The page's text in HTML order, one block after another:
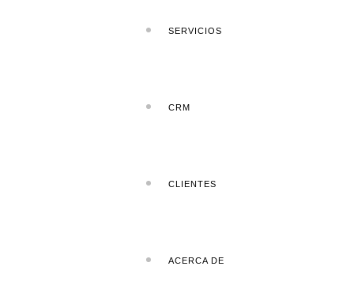
SERVICIOS
CRM
CLIENTES
ACERCA DE